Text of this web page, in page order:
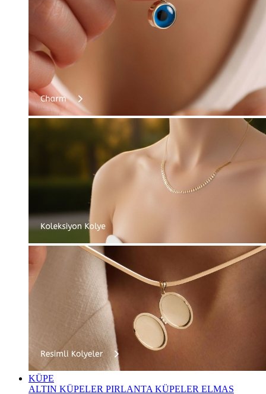
KÜPE
ALTIN KÜPELER PIRLANTA KÜPELER ELMAS